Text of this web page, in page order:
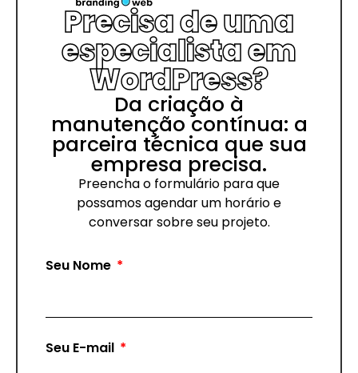
Precisa de uma
especialista em
WordPress?
Da criação à
manutenção contínua: a
parceira técnica que sua
empresa precisa.
Preencha o formulário para que
possamos agendar um horário e
conversar sobre seu projeto.
Seu Nome
Seu E-mail